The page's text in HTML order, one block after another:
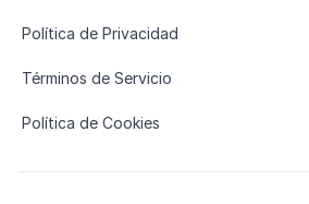
Política de Privacidad
Términos de Servicio
Política de Cookies